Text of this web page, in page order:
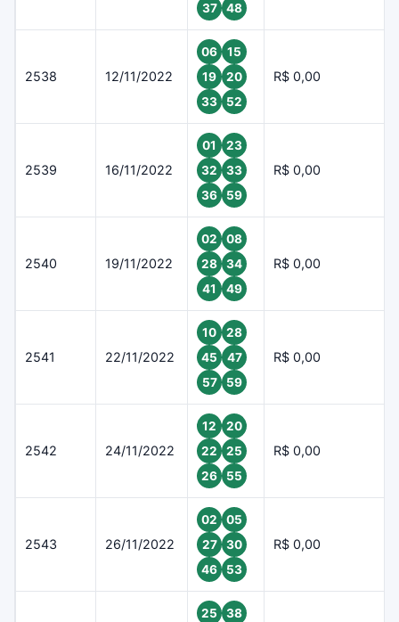
37
48
2538 12/11/2022
06
15
19
20
33
52
R$ 0,00
2539 16/11/2022
01
23
32
33
36
59
R$ 0,00
2540 19/11/2022
02
08
28
34
41
49
R$ 0,00
2541 22/11/2022
10
28
45
47
57
59
R$ 0,00
2542 24/11/2022
12
20
22
25
26
55
R$ 0,00
2543 26/11/2022
02
05
27
30
46
53
R$ 0,00
25
38